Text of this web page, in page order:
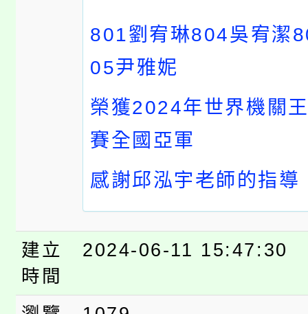
801劉宥琳804吳宥潔
05尹雅妮
榮獲2024年世界機關
賽全國亞軍
感謝邱泓宇老師的指導
建立
時間
2024-06-11 15:47:30